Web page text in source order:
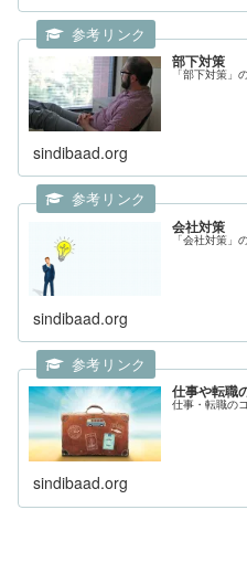
部下対策
「部下対策」
sindibaad.org
会社対策
「会社対策」
sindibaad.org
仕事や転職
仕事・転職の
sindibaad.org